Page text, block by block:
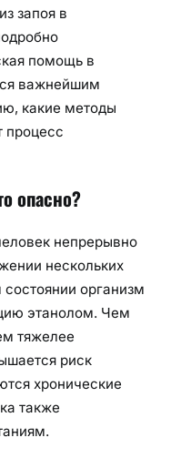
запоя в
помощь в
важнейшим
какие методы
процесс
опасно?
непрерывно
нескольких
организм
этанолом. Чем
тяжелее
риск
хронические
также